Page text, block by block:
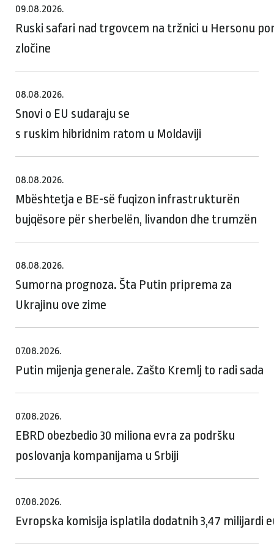
09.08.2026.
Ruski safari nad trgovcem na tržnici u Hersonu
zločine
08.08.2026.
Snovi o EU sudaraju se
s ruskim hibridnim ratom u Moldaviji
08.08.2026.
Mbështetja e BE-së fuqizon infrastrukturën
bujqësore për sherbelën, livandon dhe trumzën
08.08.2026.
Sumorna prognoza. Šta Putin priprema za
Ukrajinu ove zime
07.08.2026.
Putin mijenja generale. Zašto Kremlj to radi sada
07.08.2026.
EBRD obezbedio 30 miliona evra za podršku
poslovanja kompanijama u Srbiji
07.08.2026.
Evropska komisija isplatila dodatnih 3,47 milijardi